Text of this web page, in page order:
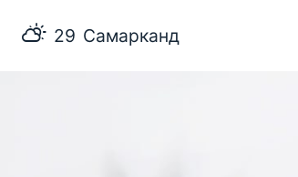
29 Самарканд